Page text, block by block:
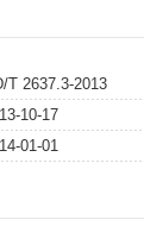
T 2637.3-2013
10-17
01-01